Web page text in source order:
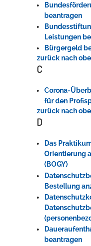
beantragen
Leistungen
Bürgergeld
zurück nach
C
Corona-
für den
zurück nach
D
Das
Orientierung
(BOGY)
Bestellung
beantragen